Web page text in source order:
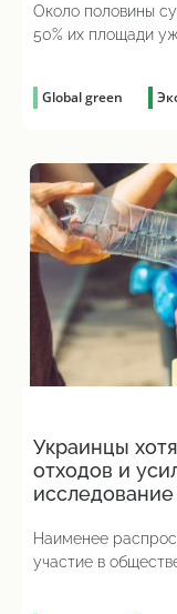
Около половины
50% их площади
Global green
Украинцы
отходов и
исследование
Наименее
участие в